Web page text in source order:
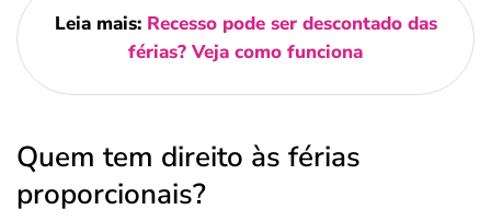
Leia mais: Recesso pode ser descontado das
férias? Veja como funciona
Quem tem direito às férias
proporcionais?